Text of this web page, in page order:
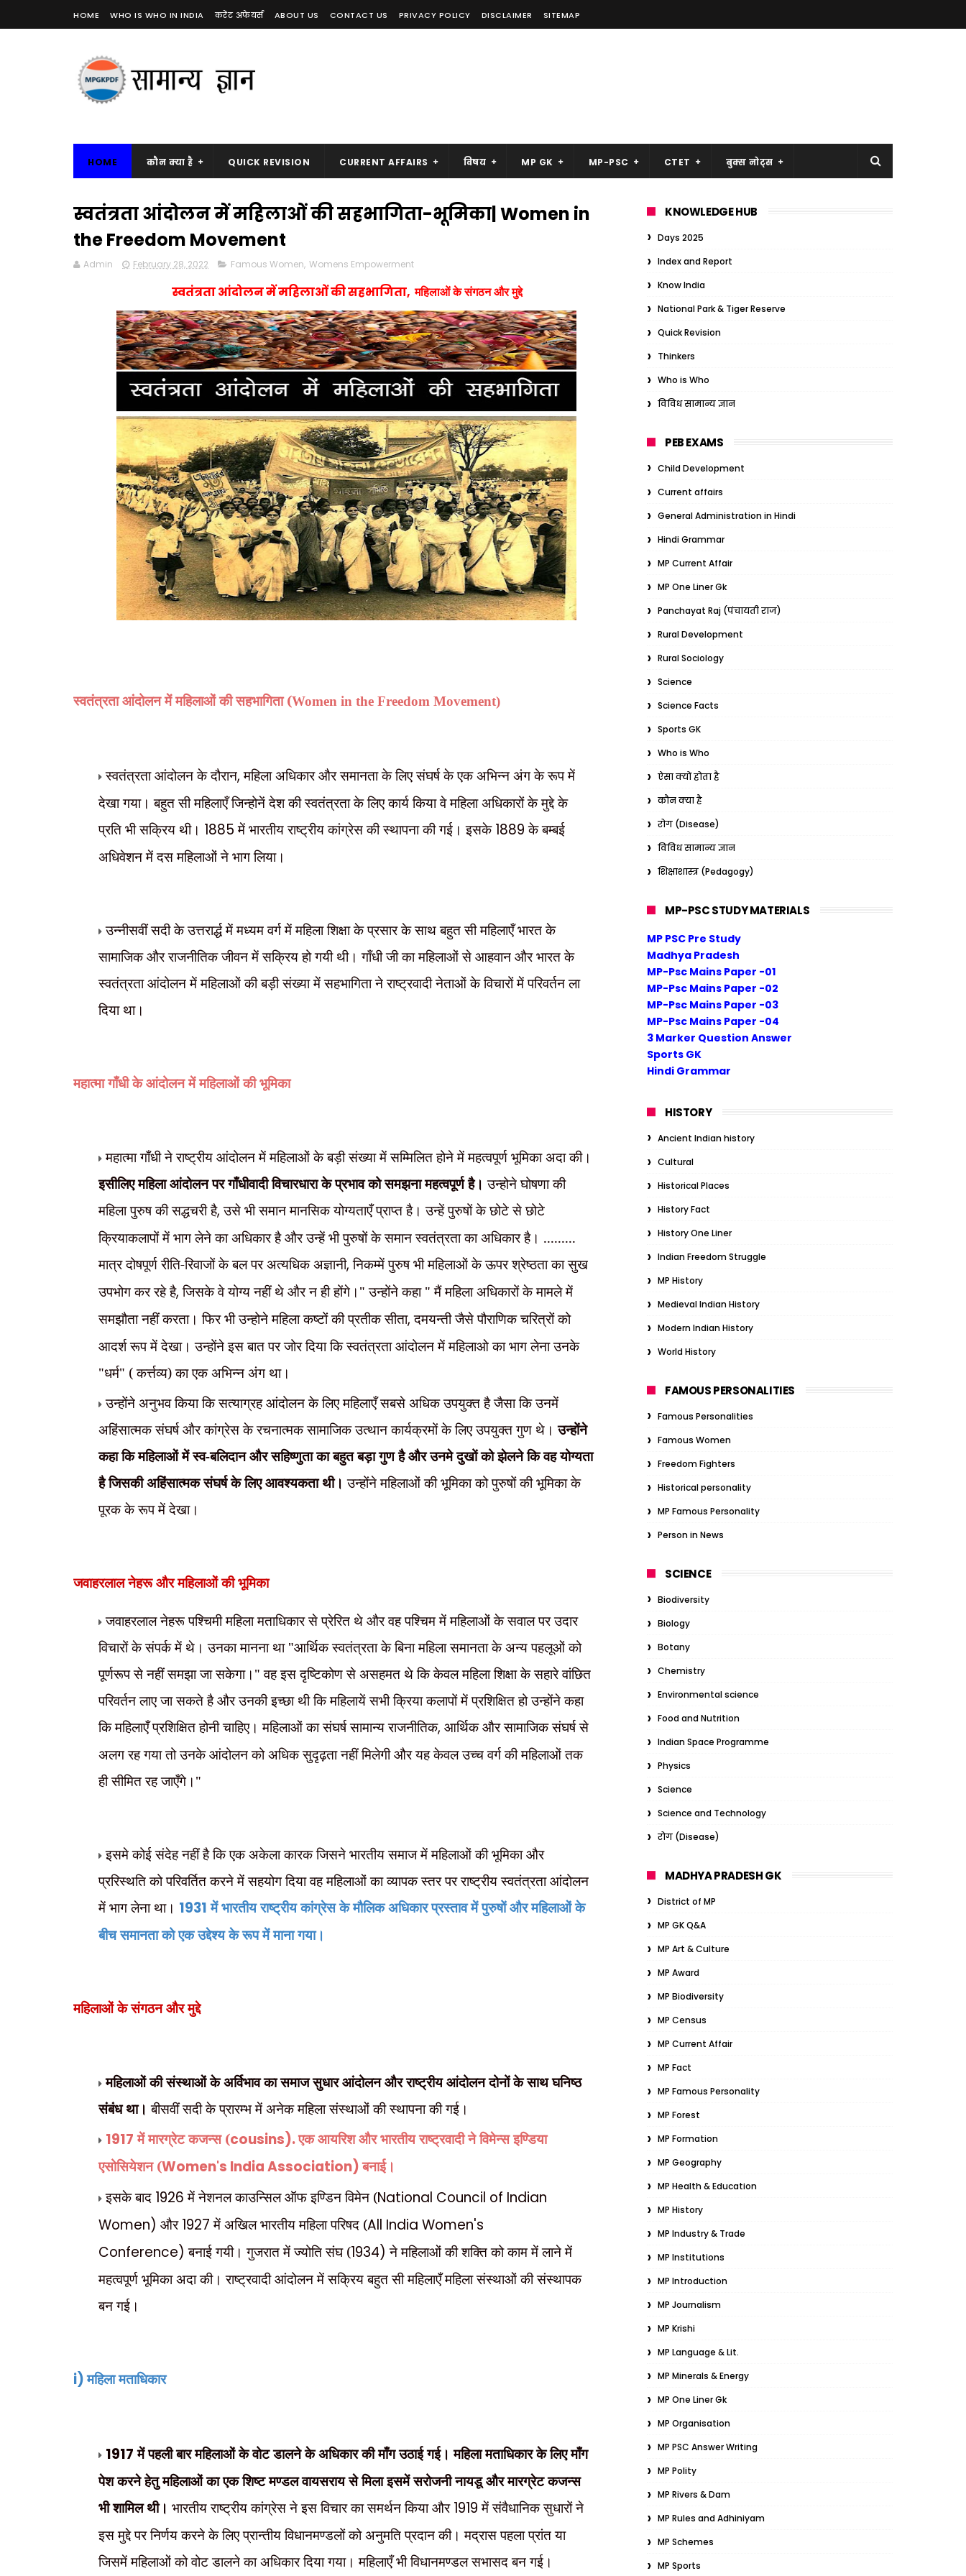
HOME WHO IS WHO IN INDIA करेंट अफेयर्स ABOUT US CONTACT US PRIVACY POLICY DISCLAIMER SITEMAP
HOME कौन क्या है QUICK REVISION CURRENT AFFAIRS विषय MP GK MP-PSC CTET बुक्स नोट्स
स्वतंत्रता आंदोलन में महिलाओं की सहभागिता-भूमिका| Women in
the Freedom Movement
Admin February 28, 2022 Famous Women, Womens Empowerment
स्वतंत्रता आंदोलन में महिलाओं की सहभागिता,महिलाओं के संगठन और मुद्दे
स्वतंत्रता आंदोलन में महिलाओं की सहभागिता (Women in the Freedom Movement)
स्वतंत्रता आंदोलन के दौरान,महिला अधिकार और समानता के लिए संघर्ष के एक अभिन्न अंग के रूप में
देखा गया। बहुत सी महिलाएँ जिन्होनें देश की स्वतंत्रता के लिए कार्य किया वे महिला अधिकारों के मुद्दे के
प्रति भी सक्रिय थी। 1885 में भारतीय राष्ट्रीय कांग्रेस की स्थापना की गई। इसके 1889 के बम्बई
अधिवेशन में दस महिलाओं ने भाग लिया।
उन्नीसवीं सदी के उत्तरार्द्ध में मध्यम वर्ग में महिला शिक्षा के प्रसार के साथ बहुत सी महिलाएँ भारत के
सामाजिक और राजनीतिक जीवन में सक्रिय हो गयी थी। गाँधी जी का महिलाओं से आहवान और भारत के
स्वतंत्रता आंदोलन में महिलाओं की बड़ी संख्या में सहभागिता ने राष्ट्रवादी नेताओं के विचारों में परिवर्तन ला
दिया था।
महात्मा गाँधी केआंदोलन में महिलाओं की भूमिका
महात्मा गाँधी ने राष्ट्रीय आंदोलन में महिलाओं के बड़ी संख्या में सम्मिलित होने में महत्वपूर्ण भूमिका अदा की।
इसीलिए महिला आंदोलन पर गाँधीवादी विचारधारा के प्रभाव को समझना महत्वपूर्ण है।उन्होने घोषणा की
महिला पुरुष की सद्धचरी है,उसे भी समान मानसिक योग्यताएँ प्राप्त है। उन्हें पुरुषों के छोटे से छोटे
क्रियाकलापों में भाग लेने का अधिकार है और उन्हें भी पुरुषों के समान स्वतंत्रता का अधिकार है। .........
मात्र दोषपूर्ण रीति-रिवाजों के बल पर अत्यधिक अज्ञानी,निकम्में पुरुष भी महिलाओं के ऊपर श्रेष्ठता का सुख
उपभोग कर रहे है,जिसके वे योग्य नहीं थे और न ही होंगे।" उन्होंने कहा " मैं महिला अधिकारों के मामले में
समझौता नहीं करता। फिर भी उन्होने महिला कष्टों की प्रतीक सीता,दमयन्ती जैसे पौराणिक चरित्रों को
आदर्श रूप में देखा। उन्होंने इस बात पर जोर दिया कि स्वतंत्रता आंदोलन में महिलाओ का भाग लेना उनके
"धर्म" ( कर्त्तव्य) का एक अभिन्न अंग था।
उन्होंने अनुभव किया कि सत्याग्रह आंदोलन के लिए महिलाएँ सबसे अधिक उपयुक्त है जैसा कि उनमें
अहिंसात्मक संघर्ष और कांग्रेस के रचनात्मक सामाजिक उत्थान कार्यक्रमों के लिए उपयुक्त गुण थे। उन्होंने
कहा कि महिलाओं में स्व-बलिदान और सहिष्णुता का बहुत बड़ा गुण है और उनमे दुखों को झेलने कि वह योग्यता
है जिसकी अहिंसात्मक संघर्ष के लिए आवश्यकता थी। उन्होंने महिलाओं की भूमिका को पुरुषों की भूमिका के
पूरक के रूप में देखा।
जवाहरलाल नेहरू औरमहिलाओं की भूमिका
जवाहरलाल नेहरू पश्चिमी महिला मताधिकार से प्रेरित थे और वह पश्चिम में महिलाओं के सवाल पर उदार
विचारों के संपर्क में थे। उनका मानना था "आर्थिक स्वतंत्रता के बिना महिला समानता के अन्य पहलूओं को
पूर्णरूप से नहीं समझा जा सकेगा।" वह इस दृष्टिकोण से असहमत थे कि केवल महिला शिक्षा के सहारे वांछित
परिवर्तन लाए जा सकते है और उनकी इच्छा थी कि महिलायें सभी क्रिया कलापों में प्रशिक्षित हो उन्होंने कहा
कि महिलाएँ प्रशिक्षित होनी चाहिए। महिलाओं का संघर्ष सामान्य राजनीतिक, आर्थिक और सामाजिक संघर्ष से
अलग रह गया तो उनके आंदोलन को अधिक सुदृढ़ता नहीं मिलेगी और यह केवल उच्च वर्ग की महिलाओं तक
ही सीमित रह जाएँगे।"
इसमे कोई संदेह नहीं है कि एक अकेला कारक जिसने भारतीय समाज में महिलाओं की भूमिका और
प्ररिस्थति को परिवर्तित करने में सहयोग दिया वह महिलाओं का व्यापक स्तर पर राष्ट्रीय स्वतंत्रता आंदोलन
में भाग लेना था। 1931 में भारतीय राष्ट्रीय कांग्रेस के मौलिक अधिकार प्रस्ताव में पुरुषों और महिलाओं के
बीच समानता को एक उद्देश्य के रूप में माना गया।
महिलाओं के संगठन और मुद्दे
महिलाओं की संस्थाओं के अर्विभाव का समाज सुधार आंदोलन और राष्ट्रीय आंदोलन दोनों के साथ घनिष्ठ
संबंध था। बीसवीं सदी के प्रारम्भ में अनेक महिला संस्थाओं की स्थापना की गई।
1917 में मारग्रेट कजन्स (cousins).एक आयरिश और भारतीय राष्ट्रवादी ने विमेन्स इण्डिया
एसोसियेशन (Women's India Association)बनाई।
इसके बाद 1926 मेंनेशनल काउन्सिल ऑफ इण्डिन विमेन (National Council of Indian
Women) और 1927 में अखिल भारतीय महिला परिषद (All India Women's
Conference)बनाई गयी। गुजरात में ज्योति संघ (1934)ने महिलाओं की शक्ति को काम में लाने में
महत्वपूर्ण भूमिका अदा की। राष्ट्रवादी आंदोलन में सक्रिय बहुत सी महिलाएँ महिला संस्थाओं की संस्थापक
बन गई।
i)महिला मताधिकार
1917 में पहली बार महिलाओं के वोट डालने के अधिकार की माँग उठाई गई। महिला मताधिकार के लिए माँग
पेश करने हेतु महिलाओं का एक शिष्ट मण्डल वायसराय से मिला इसमें सरोजनी नायडू और मारग्रेट कजन्स
भी शामिल थी। भारतीय राष्ट्रीय कांग्रेस ने इस विचार का समर्थन किया और 1919 में संवैधानिक सुधारों ने
इस मुद्दे पर निर्णय करने के लिए प्रान्तीय विधानमण्डलों को अनुमति प्रदान की। मद्रास पहला प्रांत या
जिसमें महिलाओं को वोट डालने का अधिकार दिया गया। महिलाएँ भी विधानमण्डल सभासद बन गई।
KNOWLEDGE HUB
Days 2025
Index and Report
Know India
National Park & Tiger Reserve
Quick Revision
Thinkers
Who is Who
विविध सामान्य ज्ञान
PEB EXAMS
Child Development
Current affairs
General Administration in Hindi
Hindi Grammar
MP Current Affair
MP One Liner Gk
Panchayat Raj (पंचायती राज)
Rural Development
Rural Sociology
Science
Science Facts
Sports GK
Who is Who
ऐसा क्यों होता है
कौन क्या है
रोग (Disease)
विविध सामान्य ज्ञान
शिक्षाशास्त्र (Pedagogy)
MP-PSC STUDY MATERIALS
MP PSC Pre Study
Madhya Pradesh
MP-Psc Mains Paper -01
MP-Psc Mains Paper -02
MP-Psc Mains Paper -03
MP-Psc Mains Paper -04
3 Marker Question Answer
Sports GK
Hindi Grammar
HISTORY
Ancient Indian history
Cultural
Historical Places
History Fact
History One Liner
Indian Freedom Struggle
MP History
Medieval Indian History
Modern Indian History
World History
FAMOUS PERSONALITIES
Famous Personalities
Famous Women
Freedom Fighters
Historical personality
MP Famous Personality
Person in News
SCIENCE
Biodiversity
Biology
Botany
Chemistry
Environmental science
Food and Nutrition
Indian Space Programme
Physics
Science
Science and Technology
रोग (Disease)
MADHYA PRADESH GK
District of MP
MP GK Q&A
MP Art & Culture
MP Award
MP Biodiversity
MP Census
MP Current Affair
MP Fact
MP Famous Personality
MP Forest
MP Formation
MP Geography
MP Health & Education
MP History
MP Industry & Trade
MP Institutions
MP Introduction
MP Journalism
MP Krishi
MP Language & Lit.
MP Minerals & Energy
MP One Liner Gk
MP Organisation
MP PSC Answer Writing
MP Polity
MP Rivers & Dam
MP Rules and Adhiniyam
MP Schemes
MP Sports